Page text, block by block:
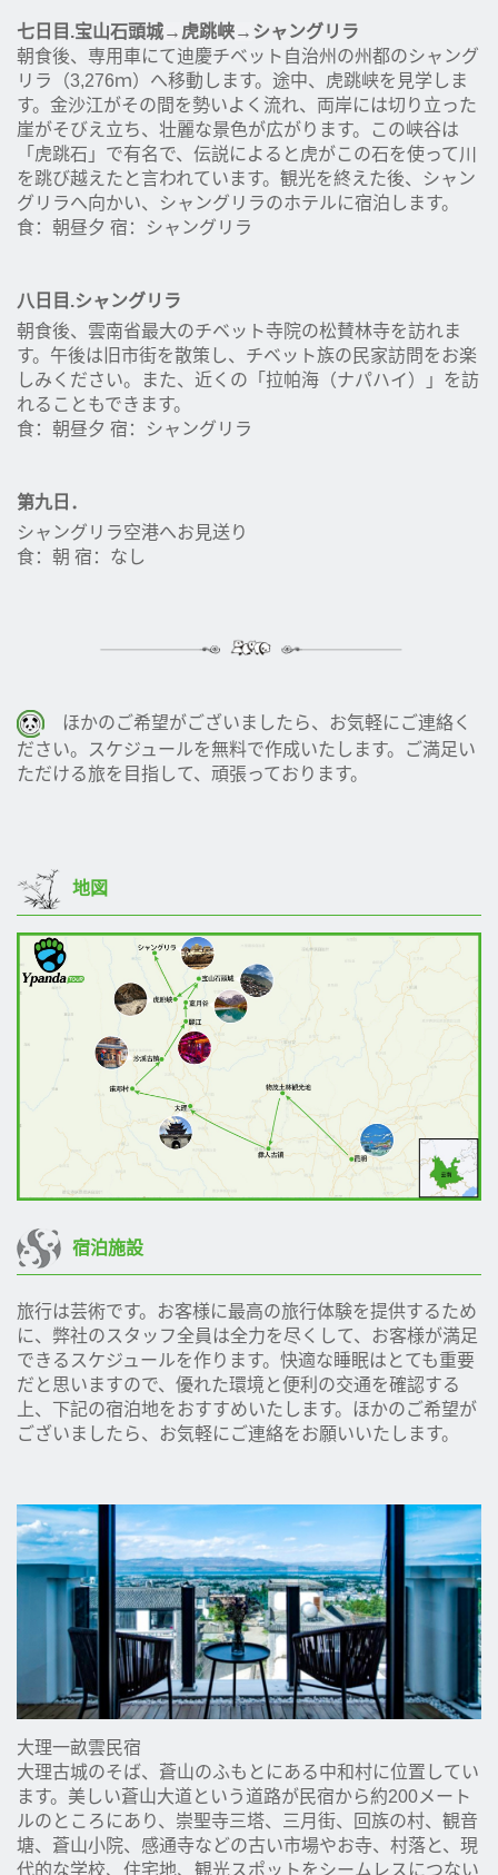
七日目.宝山石頭城→ 虎跳峡→ シャングリラ
朝食後、専用車にて迪慶チベット自治州の州都のシャング
リラ（3,276ｍ）へ移動します。途中、虎跳峡を見学しま
す。金沙江がその間を勢いよく流れ、両岸には切り立った
崖がそびえ立ち、壮麗な景色が広がります。この峡谷は
「虎跳石」で有名で、伝説によると虎がこの石を使って川
を跳び越えたと言われています。観光を終えた後、シャン
グリラへ向かい、シャングリラのホテルに宿泊します。
食：朝昼夕 宿：シャングリラ
八日目.シャングリラ
朝食後、雲南省最大のチベット寺院の松賛林寺を訪れま
す。午後は旧市街を散策し、チベット族の民家訪問をお楽
しみください。また、近くの「拉帕海（ナパハイ）」を訪
れることもできます。
食：朝昼夕 宿：シャングリラ
第九日．
シャングリラ空港へお見送り
食：朝 宿：なし
ほかのご希望がございましたら、お気軽にご連絡く
ださい。スケジュールを無料で作成いたします。ご満足い
ただける旅を目指して、頑張っております。
地図
宿泊施設
旅行は芸術です。お客様に最高の旅行体験を提供するため
に、弊社のスタッフ全員は全力を尽くして、お客様が満足
できるスケジュールを作ります。快適な睡眠はとても重要
だと思いますので、優れた環境と便利の交通を確認する
上、下記の宿泊地をおすすめいたします。ほかのご希望が
ございましたら、お気軽にご連絡をお願いいたします。
大理一畝雲民宿
大理古城のそば、蒼山のふもとにある中和村に位置してい
ます。美しい蒼山大道という道路が民宿から約200メート
ルのところにあり、崇聖寺三塔、三月街、回族の村、観音
塘、蒼山小院、感通寺などの古い市場やお寺、村落と、現
代的な学校、住宅地、観光スポットをシームレスにつない